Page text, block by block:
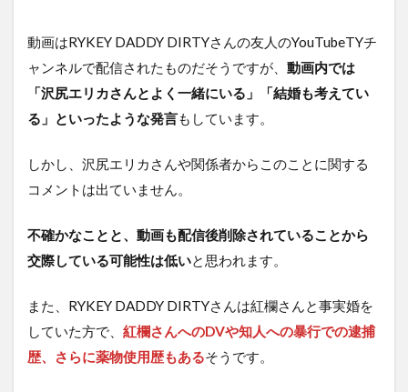
動画はRYKEY DADDY DIRTYさんの友人のYouTubeTYチ
ャンネルで配信されたものだそうですが、 動画内では
「沢尻エリカさんとよく一緒にいる」「結婚も考えてい
る」といったような発言もしています。
しかし、沢尻エリカさんや関係者からこのことに関する
コメントは出ていません。
不確かなことと、動画も配信後削除されていることから
交際している可能性は低いと思われます。
また、RYKEY DADDY DIRTYさんは紅欄さんと事実婚を
していた方で、 紅欄さんへのDVや知人への暴行での逮捕
歴、さらに薬物使用歴もあるそうです。